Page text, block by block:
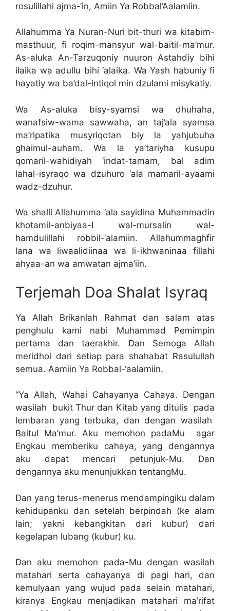
rosulillahi ajma-‘in, Amiin Ya Robbal’Aalamiin.
Allahumma Ya Nuran-Nuri bit-thuri wa kitabim-
masthuur, fi roqim-mansyur wal-baitil-ma’mur.
As-aluka An-Tarzuqoniy nuuron Astahdiy bihi
ilaika wa adullu bihi ‘alaika. Wa Yash habuniy fi
hayatiy wa ba’dal-intiqol min dzulami misykatiy.
Wa As-aluka bisy-syamsi wa dhuhaha,
wanafsiw-wama sawwaha, an taj’ala syamsa
ma’ripatika musyriqotan biy la yahjubuha
ghaimul-auham. Wa la ya’tariyha kusupu
qomaril-wahidiyah ‘indat-tamam, bal adim
lahal-isyraqo wa dzuhuro ‘ala mamaril-ayaami
wadz-dzuhur.
Wa shalli Allahumma ‘ala sayidina Muhammadin
khotamil-anbiyaa-I wal-mursalin wal-
hamdulillahi robbil-‘alamiin. Allahummaghfir
lana wa liwaalidiinaa wa li-ikhwaninaa fillahi
ahyaa-an wa amwatan ajma’iin.
Terjemah Doa Shalat Isyraq
Ya Allah Brikanlah Rahmat dan salam atas
penghulu kami nabi Muhammad Pemimpin
pertama dan taerakhir. Dan Semoga Allah
meridhoi dari setiap para shahabat Rasulullah
semua. Aamiin Ya Robbal-‘aalamiin.
“Ya Allah, Wahai Cahayanya Cahaya. Dengan
wasilah bukit Thur dan Kitab yang ditulis pada
lembaran yang terbuka, dan dengan wasilah
Baitul Ma’mur. Aku memohon padaMu agar
Engkau memberiku cahaya, yang dengannya
aku dapat mencari petunjuk-Mu. Dan
dengannya aku menunjukkan tentangMu.
Dan yang terus-menerus mendampingiku dalam
kehidupanku dan setelah berpindah (ke alam
lain; yakni kebangkitan dari kubur) dari
kegelapan lubang (kubur) ku.
Dan aku memohon pada-Mu dengan wasilah
matahari serta cahayanya di pagi hari, dan
kemulyaan yang wujud pada selain matahari,
kiranya Engkau menjadikan matahari ma’rifat